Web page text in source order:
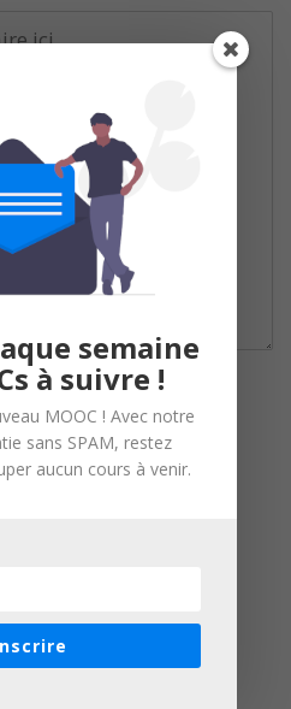
semaine
à suivre !
MOOC ! Avec notre
sans SPAM, restez
aucun cours à venir.